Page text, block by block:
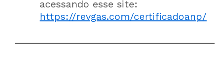
acessando esse site:
https://revgas.com/certificadoanp/